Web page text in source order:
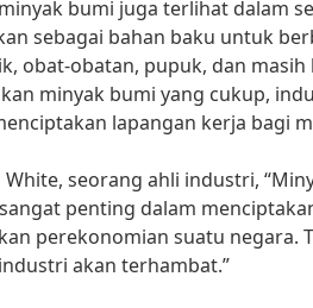
bumi juga terlihat dalam
sebagai bahan baku untuk
obat-obatan, pupuk, dan masih
minyak bumi yang cukup,
lapangan kerja bagi
seorang ahli industri,
penting dalam
perekonomian suatu negara.
akan terhambat.”